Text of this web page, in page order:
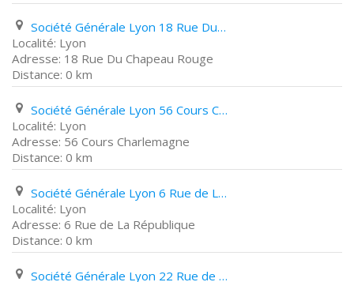
Société Générale Lyon 18 Rue Du Chapeau Rouge
Lyon
18 Rue Du Chapeau Rouge
0 km
Société Générale Lyon 56 Cours Charlemagne
Lyon
56 Cours Charlemagne
0 km
Société Générale Lyon 6 Rue de La République
Lyon
6 Rue de La République
0 km
Société Générale Lyon 22 Rue de L'arbre Sec